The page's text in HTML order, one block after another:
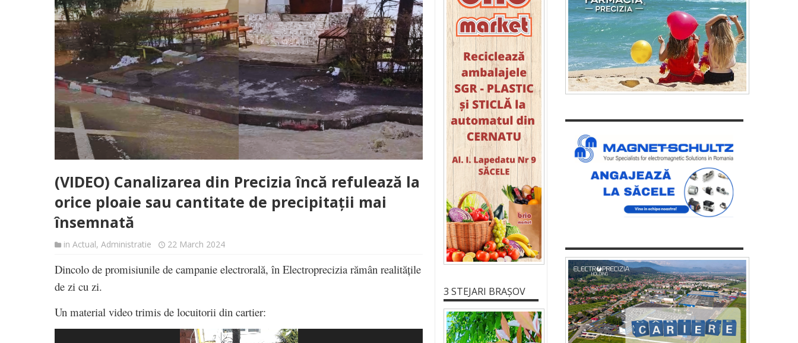
(VIDEO) Canalizarea din Precizia încă refulează la
orice ploaie sau cantitate de precipitații mai
însemnată
in Actual, Administratie 22 March 2024
Dincolo de promisiunile de campanie electrorală, în Electroprecizia rămân realitățile
de zi cu zi.
Un material video trimis de locuitorii din cartier:
3 STEJARI BRAȘOV